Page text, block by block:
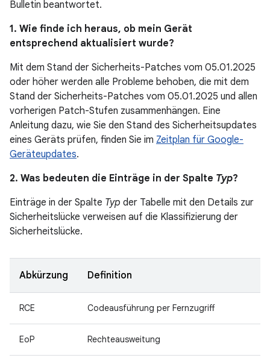
Bulletin beantwortet.
1. Wie finde ich heraus, ob mein Gerät
entsprechend aktualisiert wurde?
Mit dem Stand der Sicherheits-Patches vom 05.01.2025
oder höher werden alle Probleme behoben, die mit dem
Stand der Sicherheits-Patches vom 05.01.2025 und allen
vorherigen Patch-Stufen zusammenhängen. Eine
Anleitung dazu, wie Sie den Stand des Sicherheitsupdates
eines Geräts prüfen, finden Sie im Zeitplan für Google-
Geräteupdates.
2. Was bedeuten die Einträge in der Spalte Typ?
Einträge in der Spalte Typ der Tabelle mit den Details zur
Sicherheitslücke verweisen auf die Klassifizierung der
Sicherheitslücke.
Abkürzung Definition
RCE Codeausführung per Fernzugriff
EoP Rechteausweitung